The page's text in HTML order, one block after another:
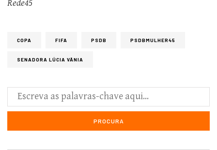
Rede45
COPA FIFA PSDB PSDBMULHER45
SENADORA LÚCIA VÂNIA